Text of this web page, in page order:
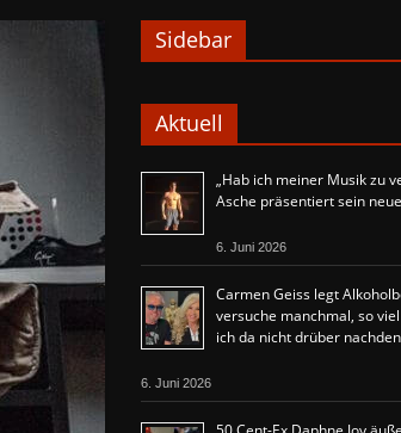
Sidebar
Aktuell
„Hab ich meiner Musik zu
Asche präsentiert sein
6. Juni 2026
Carmen Geiss legt
versuche manchmal, so
ich da nicht drüber
6. Juni 2026